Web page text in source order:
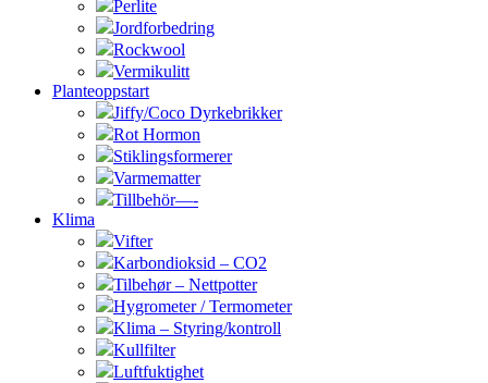
Perlite
Jordforbedring
Rockwool
Vermikulitt
Planteoppstart
Jiffy/Coco Dyrkebrikker
Rot Hormon
Stiklingsformerer
Varmematter
Tillbehör—-
Klima
Vifter
Karbondioksid – CO2
Tilbehør – Nettpotter
Hygrometer / Termometer
Klima – Styring/kontroll
Kullfilter
Luftfuktighet